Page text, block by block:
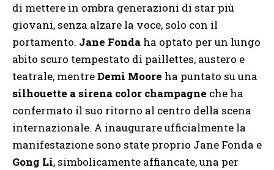
di mettere in ombra generazioni di star più
giovani, senza alzare la voce, solo con il
portamento. Jane Fonda ha optato per un lungo
abito scuro tempestato di paillettes, austero e
teatrale, mentreDemi Moore ha puntato su una
silhouette a sirena color champagne che ha
confermato il suo ritorno al centro della scena
internazionale. A inaugurare ufficialmente la
manifestazione sono state proprio Jane Fonda e
Gong Li, simbolicamente affiancate, una per